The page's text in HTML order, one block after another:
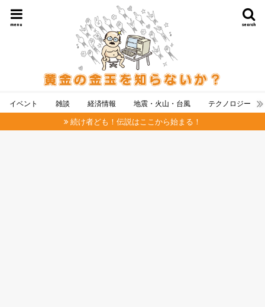
search
menu
イベント 雑談 経済情報 地震・火山・台風 テクノロジー
続け者ども！伝説はここから始まる！